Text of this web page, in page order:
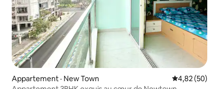
Appartement · New Town Note
4,82 (50)